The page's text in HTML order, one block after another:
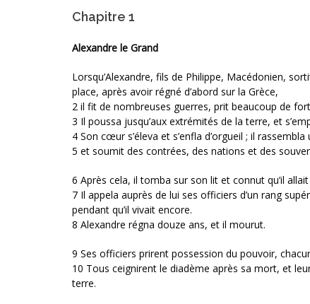
Chapitre 1
Alexandre le Grand
Lorsqu’Alexandre, fils de Philippe, Macédonien,
place, après avoir régné d’abord sur la Grèce,
2 il fit de nombreuses guerres, prit beaucoup de
3 Il poussa jusqu’aux extrémités de la terre, et
4 Son cœur s’éleva et s’enfla d’orgueil ; il
5 et soumit des contrées, des nations et des
6 Après cela, il tomba sur son lit et connut qu’il
7 Il appela auprès de lui ses officiers d’un rang
pendant qu’il vivait encore.
8 Alexandre régna douze ans, et il mourut.
9 Ses officiers prirent possession du pouvoir,
10 Tous ceignirent le diadème après sa mort, et
terre.